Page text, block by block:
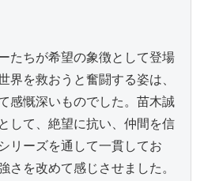
たちが希望の象徴として登場
界を救おうと奮闘する姿は、
感慨深いものでした。苗木誠
して、絶望に抗い、仲間を信
リーズを通して一貫してお
さを改めて感じさせました。